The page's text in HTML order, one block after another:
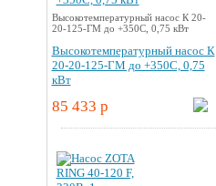
Высокотемпературный насос К 20-
20-125-ГМ до +350С, 0,75 кВт
Высокотемпературный насос К
20-20-125-ГМ до +350С, 0,75
кВт
85 433 p